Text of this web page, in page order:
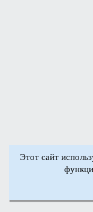
Этот сайт